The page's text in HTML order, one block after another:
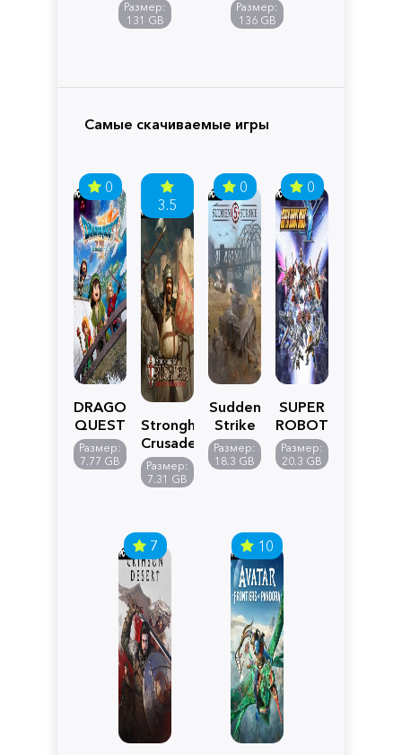
Размер:
131 GB
Pandora
Размер:
136 GB
Самые скачиваемые игры
0
DRAGON
QUEST
VII
Reimagined
Размер:
7.77 GB
3.5
Stronghold
Crusader:
Definitive
Edition
Размер:
7.31 GB
0
Sudden
Strike
5
Размер:
18.3 GB
0
SUPER
ROBOT
WARS
Y
Размер:
20.3 GB
7 10